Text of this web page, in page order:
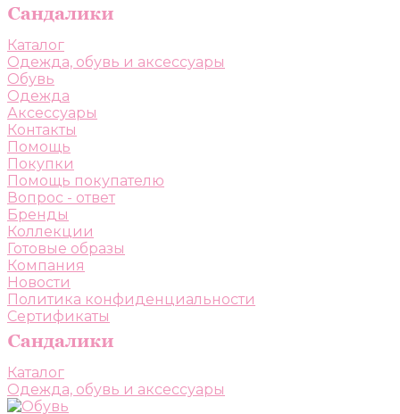
Каталог
Одежда, обувь и аксессуары
Обувь
Одежда
Аксессуары
Контакты
Помощь
Покупки
Помощь покупателю
Вопрос - ответ
Бренды
Коллекции
Готовые образы
Компания
Новости
Политика конфиденциальности
Сертификаты
Каталог
Одежда, обувь и аксессуары